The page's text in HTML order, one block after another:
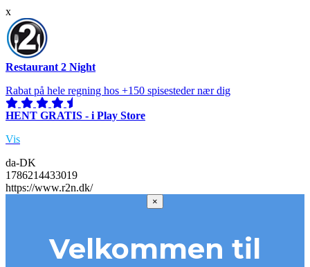
x
Restaurant 2 Night
Rabat på hele regning hos +150 spisesteder nær dig
HENT GRATIS - i Play Store
Vis
da-DK
1786214433019
https://www.r2n.dk/
×
Velkommen til